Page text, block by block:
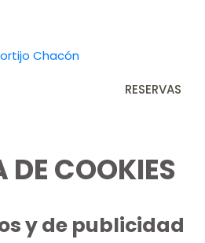
RESERVAS
DE COOKIES
y de publicidad